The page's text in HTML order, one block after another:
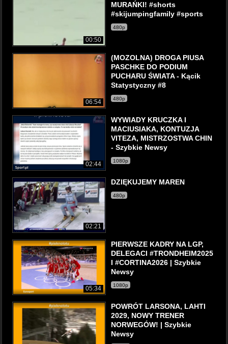
00:50
MURAŃKI! #shorts
#skijumpingfamily #sports
480p
06:54
(MOZOLNA) DROGA PIUSA
PASCHKE DO PODIUM
PUCHARU ŚWIATA - Kącik
Statystyczny #8
480p
02:44
WYWIADY KRUCZKA I
MACIUSIAKA, KONTUZJA
VITEZA, MISTRZOSTWA CHIN
- Szybkie Newsy
1080p
02:21
DZIĘKUJEMY MAREN
480p
05:34
PIERWSZE KADRY NA LGP,
DELEGACI #TRONDHEIM2025
I #CORTINA2026 | Szybkie
Newsy
1080p
POWRÓT LARSONA, LAHTI
2029, NOWY TRENER
NORWEGÓW! | Szybkie
Newsy